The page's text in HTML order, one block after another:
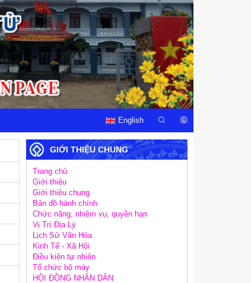
English
GIỚI THIỆU CHUNG
Trang chủ
Giới thiệu
Giới thiệu chung
Bản đồ hành chính
Chức năng, nhiệm vụ, quyền hạn
Vị Trí Địa Lý
Lịch Sử Văn Hóa
Kinh Tế - Xã Hội
Điều kiện tự nhiên
Tổ chức bộ máy
HỘI ĐỒNG NHÂN DÂN